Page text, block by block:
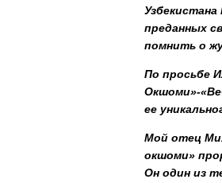
преданных
помнить о
По просьбе
Окшоми»-
ее
Мой отец
окшоми»
Он один из